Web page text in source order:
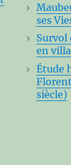
ses
Survol
en
Étude
siècle)